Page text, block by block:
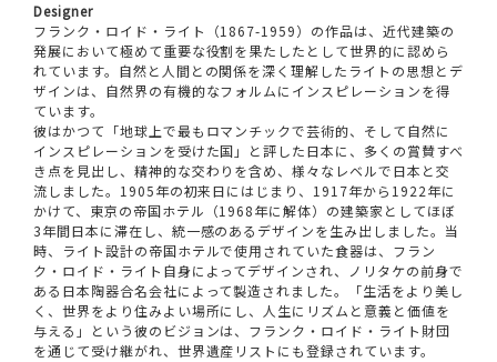
Designer
フランク・ロイド・ライト（1867-1959）の作品は、近代建築の
発展において極めて重要な役割を果たしたとして世界的に認めら
れています。自然と人間との関係を深く理解したライトの思想とデ
ザインは、自然界の有機的なフォルムにインスピレーションを得
ています。
彼はかつて「地球上で最もロマンチックで芸術的、そして自然に
インスピレーションを受けた国」と評した日本に、多くの賞賛すべ
き点を見出し、精神的な交わりを含め、様々なレベルで日本と交
流しました。1905年の初来日にはじまり、1917年から1922年に
かけて、東京の帝国ホテル（1968年に解体）の建築家としてほぼ
3年間日本に滞在し、統一感のあるデザインを生み出しました。当
時、ライト設計の帝国ホテルで使用されていた食器は、フラン
ク・ロイド・ライト自身によってデザインされ、ノリタケの前身で
ある日本陶器合名会社によって製造されました。「生活をより美し
く、世界をより住みよい場所にし、人生にリズムと意義と価値を
与える」という彼のビジョンは、フランク・ロイド・ライト財団
を通じて受け継がれ、世界遺産リストにも登録されています。